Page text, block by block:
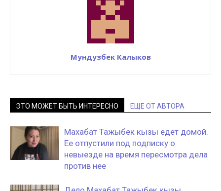
Мундузбек Калыков
ЭТО МОЖЕТ БЫТЬ ИНТЕРЕСНО ЕЩЕ ОТ АВТОРА
Махабат Тажыбек кызы едет домой.
Ее отпустили под подписку о
невыезде на время пересмотра дела
против нее